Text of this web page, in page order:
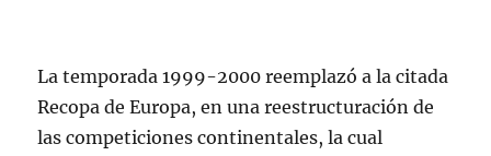
La temporada 1999-2000 reemplazó a la citada
Recopa de Europa, en una reestructuración de
las competiciones continentales, la cual